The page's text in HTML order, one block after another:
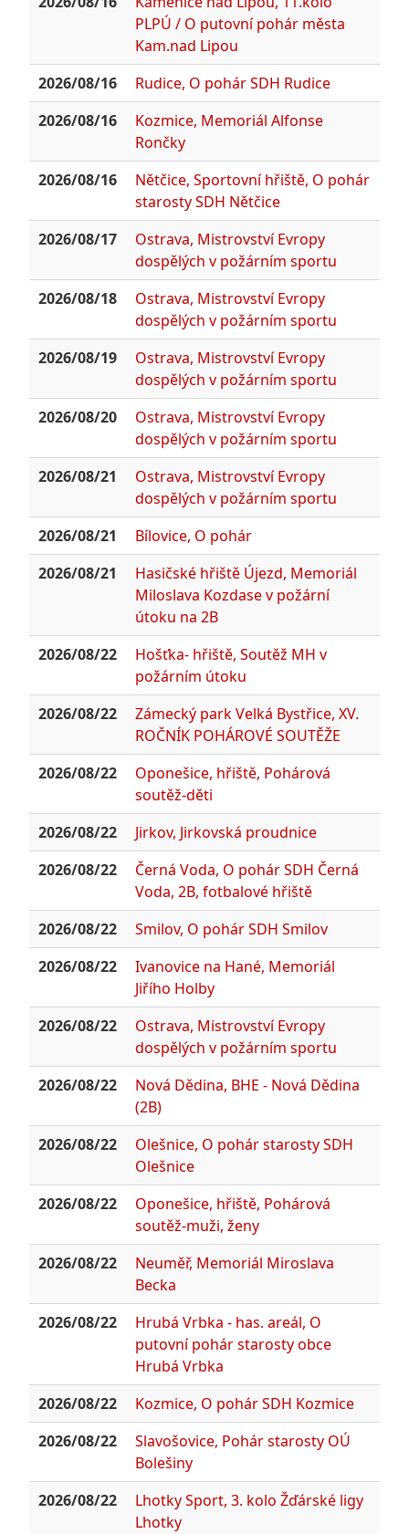
PLPÚ / O putovní pohár města
Kam.nad Lipou
2026/08/16
Rudice, O pohár SDH Rudice
2026/08/16
Kozmice, Memoriál Alfonse
Rončky
2026/08/16
Nětčice, Sportovní hřiště, O pohár
starosty SDH Nětčice
2026/08/17
Ostrava, Mistrovství Evropy
dospělých v požárním sportu
2026/08/18
Ostrava, Mistrovství Evropy
dospělých v požárním sportu
2026/08/19
Ostrava, Mistrovství Evropy
dospělých v požárním sportu
2026/08/20
Ostrava, Mistrovství Evropy
dospělých v požárním sportu
2026/08/21
Ostrava, Mistrovství Evropy
dospělých v požárním sportu
2026/08/21
Bílovice, O pohár
2026/08/21
Hasičské hřiště Újezd, Memoriál
Miloslava Kozdase v požární
útoku na 2B
2026/08/22
Hošťka- hřiště, Soutěž MH v
požárním útoku
2026/08/22
Zámecký park Velká Bystřice, XV.
ROČNÍK POHÁROVÉ SOUTĚŽE
2026/08/22
Oponešice, hřiště, Pohárová
soutěž-děti
2026/08/22
Jirkov, Jirkovská proudnice
2026/08/22
Černá Voda, O pohár SDH Černá
Voda, 2B, fotbalové hřiště
2026/08/22
Smilov, O pohár SDH Smilov
2026/08/22
Ivanovice na Hané, Memoriál
Jiřího Holby
2026/08/22
Ostrava, Mistrovství Evropy
dospělých v požárním sportu
2026/08/22
Nová Dědina, BHE - Nová Dědina
(2B)
2026/08/22
Olešnice, O pohár starosty SDH
Olešnice
2026/08/22
Oponešice, hřiště, Pohárová
soutěž-muži, ženy
2026/08/22
Neuměř, Memoriál Miroslava
Becka
2026/08/22
Hrubá Vrbka - has. areál, O
putovní pohár starosty obce
Hrubá Vrbka
2026/08/22
Kozmice, O pohár SDH Kozmice
2026/08/22
Slavošovice, Pohár starosty OÚ
Bolešiny
2026/08/22
Lhotky Sport, 3. kolo Žďárské ligy
Lhotky